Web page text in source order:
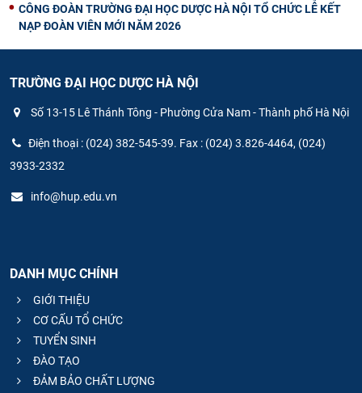
CÔNG ĐOÀN TRƯỜNG ĐẠI HỌC DƯỢC HÀ NỘI TỔ CHỨC LỄ KẾT
NẠP ĐOÀN VIÊN MỚI NĂM 2026
TRƯỜNG ĐẠI HỌC DƯỢC HÀ NỘI
Số 13-15 Lê Thánh Tông - Phường Cửa Nam - Thành phố Hà Nội
Điện thoại : (024) 382-545-39. Fax : (024) 3.826-4464, (024)
3933-2332
info@hup.edu.vn
DANH MỤC CHÍNH
GIỚI THIỆU
CƠ CẤU TỔ CHỨC
TUYỂN SINH
ĐÀO TẠO
ĐẢM BẢO CHẤT LƯỢNG